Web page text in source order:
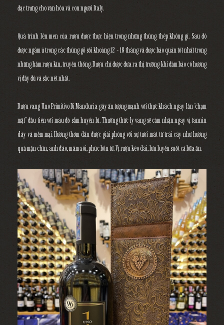
đặc trưng cho văn hóa và con người Italy.
Quá trình lên men của rượu được thực hiện trong những thùng thép không gỉ. Sau đó
được ngâm ủ trong các thùng gỗ sồi khoảng 12 - 18 tháng và được bảo quản tốt nhất trong
những hầm rượu kín, truyền thống. Rượu chỉ được đưa ra thị trường khi đảm bảo có hương
vị đầy đủ và sắc nét nhất.
Rượu vang Uno Primitivo Di Manduria gây ấn tượng mạnh với thực khách ngay lần “chạm
mặt” đầu tiên với màu đỏ sẫm huyền bí. Thưởng thức ly vang sẽ cảm nhận ngay vị tannin
dày và mềm mại. Hương thơm dần được giải phóng với sự tươi mát từ trái cây như hương
quả mận chín, anh đào, mâm xôi, phúc bồn tử. Vị rượu kéo dài, lưu luyến suốt cả bữa ăn.